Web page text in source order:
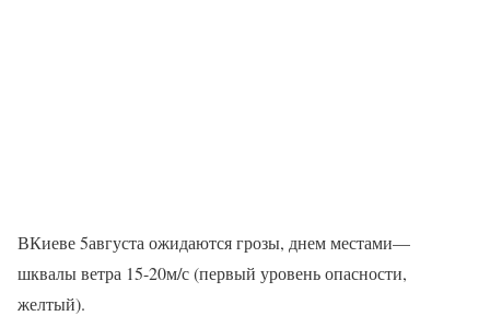
ВКиеве 5августа ожидаются грозы, днем местами—
шквалы ветра 15-20м/с (первый уровень опасности,
желтый).